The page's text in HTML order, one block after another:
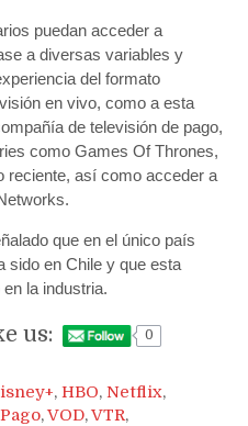
puedan acceder a
a diversas variables y
del formato
en vivo, como a esta
de televisión de pago,
como Games Of Thrones,
reciente, así como acceder a
que en el único país
sido en Chile y que esta
la industria.
us:
0
, HBO, Netflix,
,VOD,VTR,